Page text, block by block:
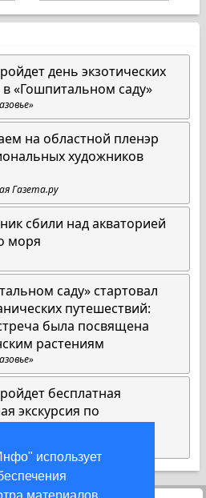
использует
день экзотических
в «Гошпитальном саду»
на областной пленэр
художников
Газета.ру
сбили над акваторией
моря
саду» стартовал
путешествий:
была посвящена
растениям
бесплатная
экскурсия по